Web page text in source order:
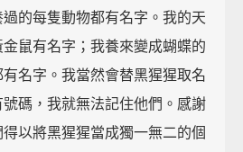
的每隻動物都有名字。我的天
鼠有名字；我養來變成蝴蝶的
名字。我當然會替黑猩猩取名
碼，我就無法記住他們。感謝
以將黑猩猩當成獨一無二的個